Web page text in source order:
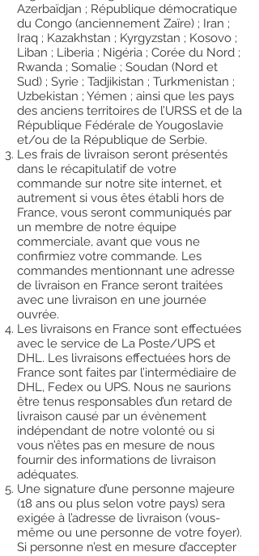
Azerbaïdjan ; République démocratique
du Congo (anciennement Zaïre) ; Iran ;
Iraq ; Kazakhstan ; Kyrgyzstan ; Kosovo ;
Liban ; Liberia ; Nigéria ; Corée du Nord ;
Rwanda ; Somalie ; Soudan (Nord et
Sud) ; Syrie ; Tadjikistan ; Turkmenistan ;
Uzbekistan ; Yémen ; ainsi que les pays
des anciens territoires de l’URSS et de la
République Fédérale de Yougoslavie
et/ou de la République de Serbie.
Les frais de livraison seront présentés
dans le récapitulatif de votre
commande sur notre site internet, et
autrement si vous êtes établi hors de
France, vous seront communiqués par
un membre de notre équipe
commerciale, avant que vous ne
confirmiez votre commande. Les
commandes mentionnant une adresse
de livraison en France seront traitées
avec une livraison en une journée
ouvrée.
Les livraisons en France sont effectuées
avec le service de La Poste/UPS et
DHL. Les livraisons effectuées hors de
France sont faites par l’intermédiaire de
DHL, Fedex ou UPS. Nous ne saurions
être tenus responsables d’un retard de
livraison causé par un évènement
indépendant de notre volonté ou si
vous n’êtes pas en mesure de nous
fournir des informations de livraison
adéquates.
Une signature d’une personne majeure
(18 ans ou plus selon votre pays) sera
exigée à l’adresse de livraison (vous-
même ou une personne de votre foyer).
Si personne n’est en mesure d’accepter